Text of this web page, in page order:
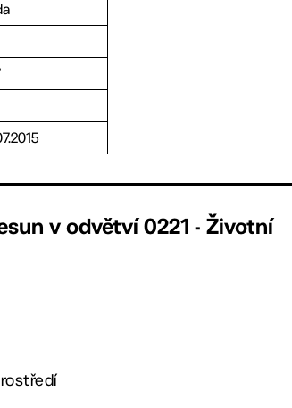
v odvětví 0221 - Životní